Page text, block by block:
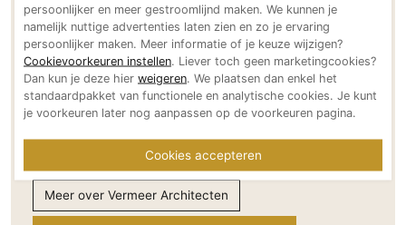
Wandafwerking
Beton Ciré
Behang / Wandtextiel
Natuursteen en keramiek
Leer
Stucwerk
Spuitwerk
Bereikbaar via
+31 (0) 161 451465
info@vermeerarchitecten.nl
www.vermeerarchitecten.nl
Social media
Meer over Vermeer Architecten
persoonlijker en meer gestroomlijnd maken. We kunnen je
namelijk nuttige advertenties laten zien en zo je ervaring
persoonlijker maken. Meer informatie of je keuze wijzigen?
Cookievoorkeuren instellen. Liever toch geen marketingcookies?
Dan kun je deze hier weigeren. We plaatsen dan enkel het
standaardpakket van functionele en analytische cookies. Je kunt
je voorkeuren later nog aanpassen op de voorkeuren pagina.
Cookies accepteren